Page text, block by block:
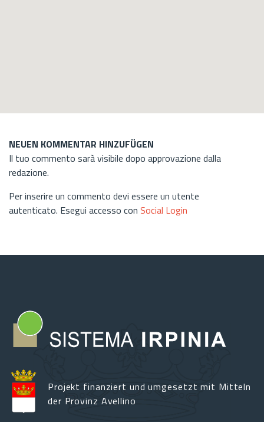
NEUEN KOMMENTAR HINZUFÜGEN
Il tuo commento sarà visibile dopo approvazione dalla
redazione.
Per inserire un commento devi essere un utente
autenticato. Esegui accesso con Social Login
Projekt finanziert und umgesetzt mit Mitteln
der Provinz Avellino